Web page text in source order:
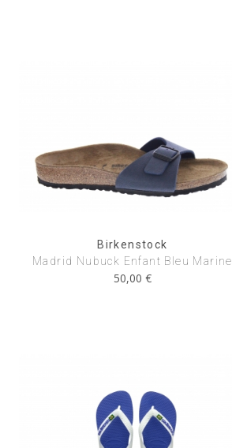
Birkenstock
Madrid Nubuck Enfant Bleu Marine
50,00 €